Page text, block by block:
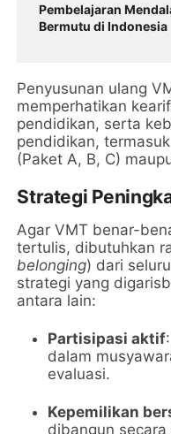
Pembelajaran
Bermutu di Indonesia
Penyusunan ulang
memperhatikan
pendidikan, serta
pendidikan,
(Paket A, B, C)
Strategi
Agar VMT benar-
tertulis, dibutuhkan
belonging) dari
strategi yang
antara lain:
Partisipasi aktif
dalam
evaluasi.
Kepemilikan
dibangun